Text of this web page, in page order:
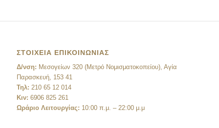
ΣΤΟΙΧΕΙΑ ΕΠΙΚΟΙΝΩΝΙΑΣ
Δ/νση: Μεσογείων 320 (Μετρό Νομισματοκοπείου), Αγία
Παρασκευή, 153 41
Τηλ: 210 65 12 014
Κιν: 6906 825 261
Ωράριο Λειτουργίας: 10:00 π.μ. – 22:00 μ.μ